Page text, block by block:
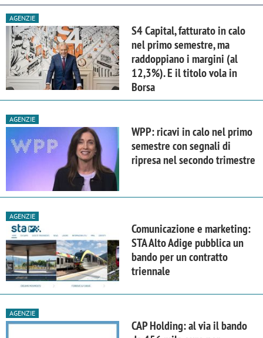
AGENZIE
S4 Capital, fatturato in calo
nel primo semestre, ma
raddoppiano i margini (al
12,3%). E il titolo vola in
Borsa
AGENZIE
WPP: ricavi in calo nel primo
semestre con segnali di
ripresa nel secondo trimestre
AGENZIE
Comunicazione e marketing:
STA Alto Adige pubblica un
bando per un contratto
triennale
AGENZIE
CAP Holding: al via il bando